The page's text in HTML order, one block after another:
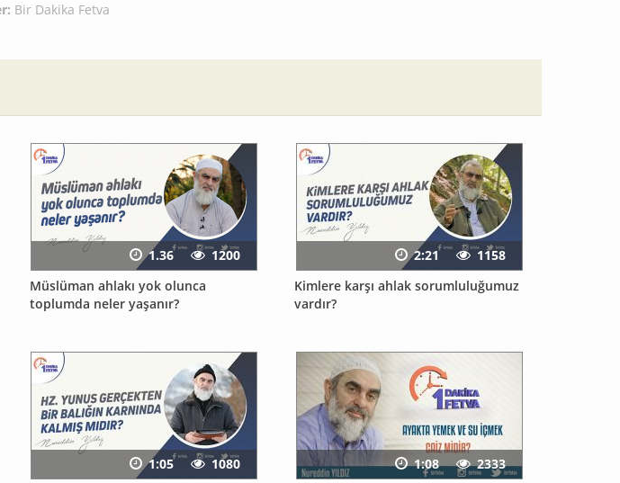
Bir Dakika Fetva
Müslüman ahlakı yok olunca
toplumda neler yaşanır?
1.36
1200
Kimlere karşı ahlak sorumluluğumuz
vardır?
2:21 1158
1:05 1080 1:08 2333